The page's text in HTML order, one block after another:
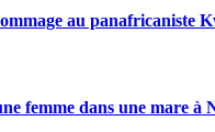
au panafricaniste
femme dans une mare à